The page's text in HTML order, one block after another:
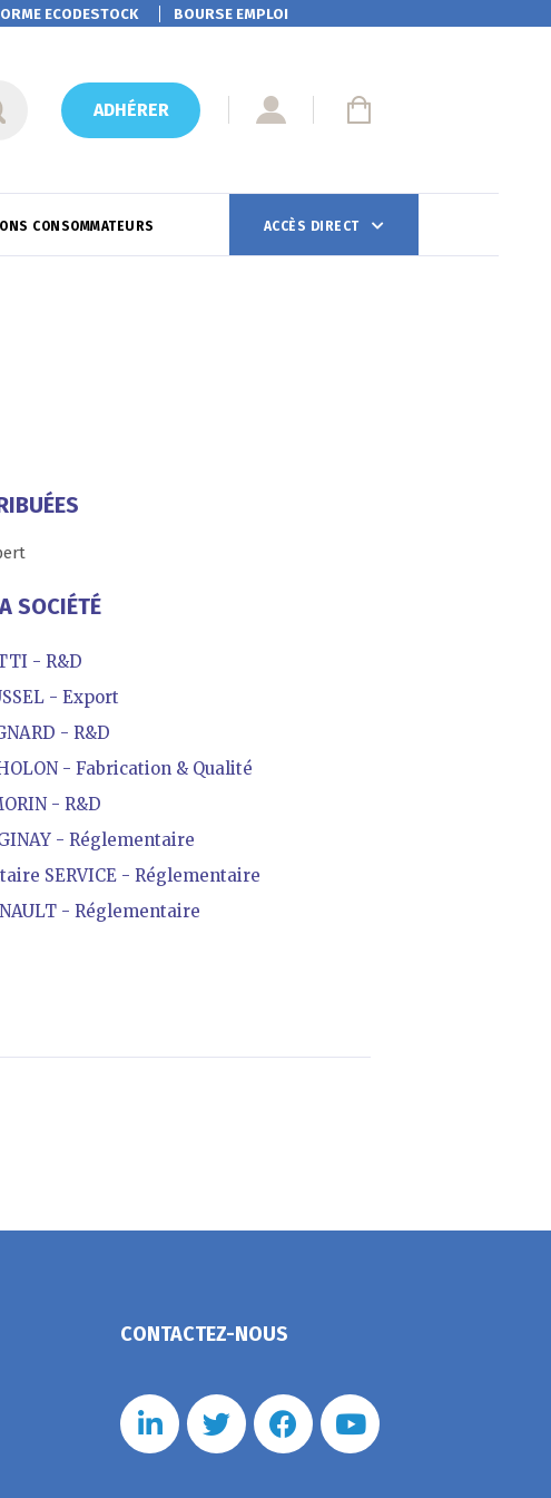
ECODESTOCK BOURSE EMPLOI
ADHÉRER
CONSOMMATEURS ACCÈS DIRECT
SOCIÉTÉ
- R&D
- Export
- R&D
- Fabrication & Qualité
- R&D
- Réglementaire
SERVICE - Réglementaire
- Réglementaire
CONTACTEZ-NOUS